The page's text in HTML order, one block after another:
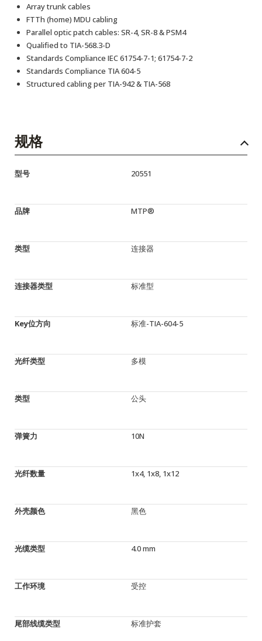
Array trunk cables
FTTh (home) MDU cabling
Parallel optic patch cables: SR-4, SR-8 & PSM4
Qualified to TIA-568.3-D
Standards Compliance IEC 61754-7-1; 61754-7-2
Standards Compliance TIA 604-5
Structured cabling per TIA-942 & TIA-568
规格
型号 20551
品牌 MTP®
类型 连接器
连接器类型 标准型
Key位方向 标准-TIA-604-5
光纤类型 多模
类型 公头
弹簧力 10N
光纤数量 1x4, 1x8, 1x12
外壳颜色 黑色
光缆类型 4.0 mm
工作环境 受控
尾部线缆类型 标准护套